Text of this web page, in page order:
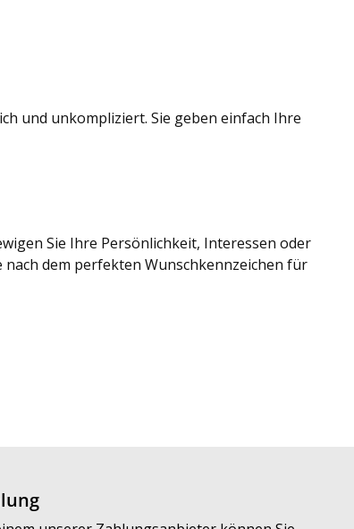
und unkompliziert. Sie geben einfach Ihre
Sie Ihre Persönlichkeit, Interessen oder
dem perfekten Wunschkennzeichen für